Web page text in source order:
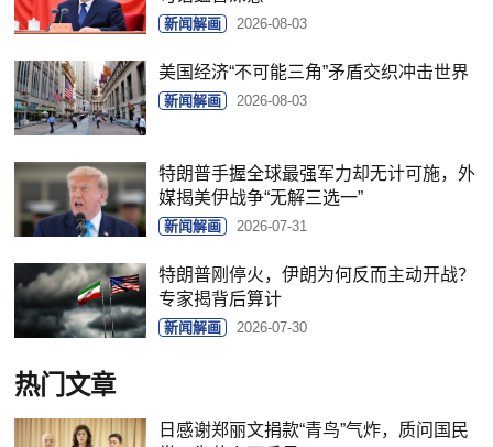
新闻解画 2026-08-03
美国经济“不可能三角”矛盾交织冲击世界
新闻解画 2026-08-03
特朗普手握全球最强军力却无计可施，外
媒揭美伊战争“无解三选一”
新闻解画 2026-07-31
特朗普刚停火，伊朗为何反而主动开战？
专家揭背后算计
新闻解画 2026-07-30
热门文章
日感谢郑丽文捐款“青鸟”气炸，质问国民